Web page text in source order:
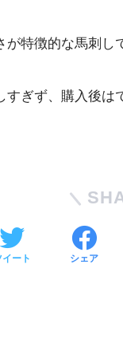
特徴的な馬刺
ぎず、購入後は
イート シェア